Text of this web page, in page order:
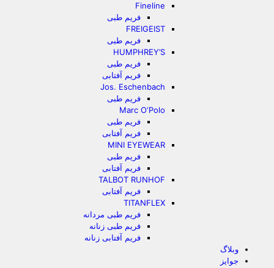
Fineline
فریم طبی
FREIGEIST
فریم طبی
HUMPHREY’S
فریم طبی
فریم آفتابی
Jos. Eschenbach
فریم طبی
Marc O‘Polo
فریم طبی
فریم آفتابی
MINI EYEWEAR
فریم طبی
فریم آفتابی
TALBOT RUNHOF
فریم آفتابی
TITANFLEX
فریم طبی مردانه
فریم طبی زنانه
فریم آفتابی زنانه
وبلاگ
جوایز